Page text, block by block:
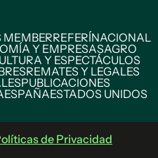
MEMBERREFERÍNACIONAL
Y EMPRESASAGRO
Y ESPECTÁCULOS
REMATES Y LEGALES
PUBLICACIONES
ESPAÑAESTADOS UNIDOS
de Privacidad